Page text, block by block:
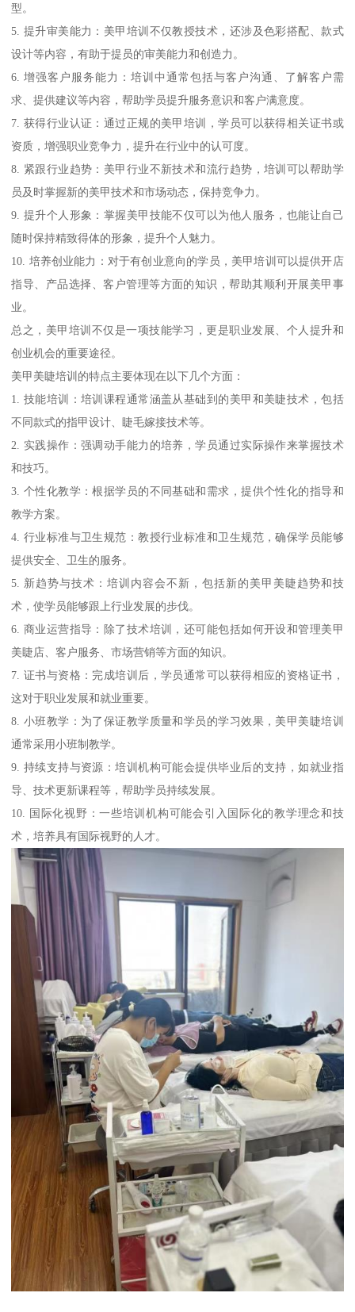
型。
5. 提升审美能力：美甲培训不仅教授技术，还涉及色彩搭配、款式
设计等内容，有助于提员的审美能力和创造力。
6. 增强客户服务能力：培训中通常包括与客户沟通、了解客户需
求、提供建议等内容，帮助学员提升服务意识和客户满意度。
7. 获得行业认证：通过正规的美甲培训，学员可以获得相关证书或
资质，增强职业竞争力，提升在行业中的认可度。
8. 紧跟行业趋势：美甲行业不新技术和流行趋势，培训可以帮助学
员及时掌握新的美甲技术和市场动态，保持竞争力。
9. 提升个人形象：掌握美甲技能不仅可以为他人服务，也能让自己
随时保持精致得体的形象，提升个人魅力。
10. 培养创业能力：对于有创业意向的学员，美甲培训可以提供开店
指导、产品选择、客户管理等方面的知识，帮助其顺利开展美甲事
业。
总之，美甲培训不仅是一项技能学习，更是职业发展、个人提升和
创业机会的重要途径。
美甲美睫培训的特点主要体现在以下几个方面：
1. 技能培训：培训课程通常涵盖从基础到的美甲和美睫技术，包括
不同款式的指甲设计、睫毛嫁接技术等。
2. 实践操作：强调动手能力的培养，学员通过实际操作来掌握技术
和技巧。
3. 个性化教学：根据学员的不同基础和需求，提供个性化的指导和
教学方案。
4. 行业标准与卫生规范：教授行业标准和卫生规范，确保学员能够
提供安全、卫生的服务。
5. 新趋势与技术：培训内容会不新，包括新的美甲美睫趋势和技
术，使学员能够跟上行业发展的步伐。
6. 商业运营指导：除了技术培训，还可能包括如何开设和管理美甲
美睫店、客户服务、市场营销等方面的知识。
7. 证书与资格：完成培训后，学员通常可以获得相应的资格证书，
这对于职业发展和就业重要。
8. 小班教学：为了保证教学质量和学员的学习效果，美甲美睫培训
通常采用小班制教学。
9. 持续支持与资源：培训机构可能会提供毕业后的支持，如就业指
导、技术更新课程等，帮助学员持续发展。
10. 国际化视野：一些培训机构可能会引入国际化的教学理念和技
术，培养具有国际视野的人才。